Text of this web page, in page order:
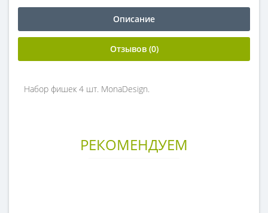
Описание
Отзывов (0)
Набор фишек 4 шт. MonaDesign.
РЕКОМЕНДУЕМ